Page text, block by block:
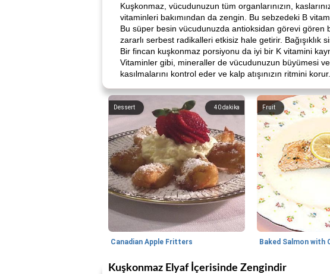
Kuşkonmaz, vücudunuzun tüm organlarınızın,
vitaminleri bakımından da zengin. Bu sebzedeki B
Bu süper besin vücudunuzda antioksidan görevi gören
zararlı serbest radikalleri etkisiz hale getirir.
Bir fincan kuşkonmaz porsiyonu da iyi bir K vitamini
Vitaminler gibi, mineraller de vücudunuzun büyümesi
kasılmalarını kontrol eder ve kalp atışınızın ritmini
40dakika
Dessert
Canadian Apple Fritters
Fruit
Kuşkonmaz Elyaf İçerisinde Zengindir